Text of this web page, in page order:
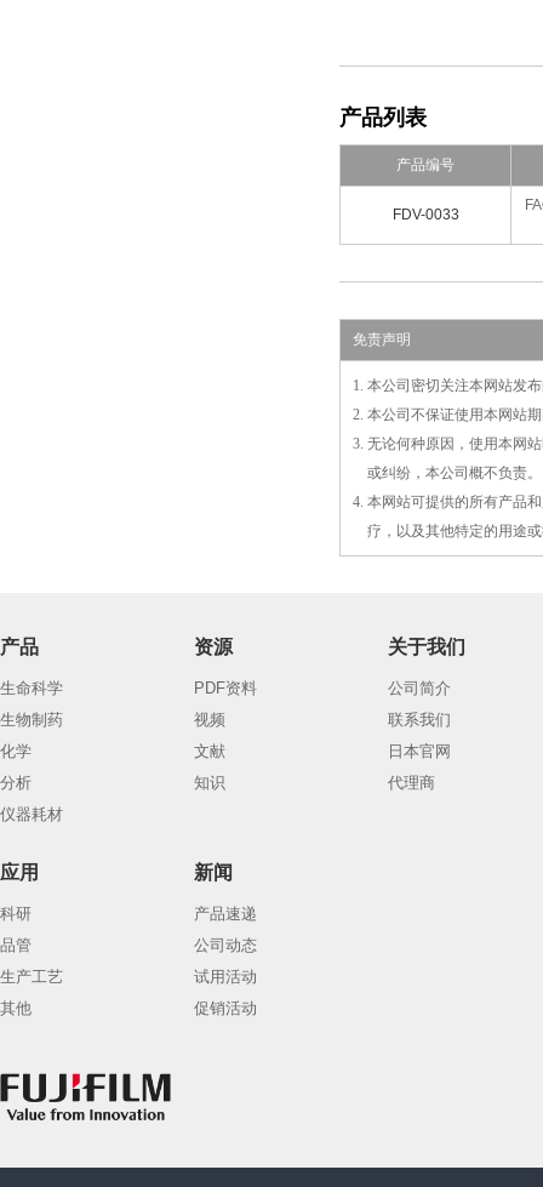
产品列表
产品编号
FDV-0033
免责声明
1. 本公司密切关注本网站发
2. 本公司不保证使用本网站
3. 无论何种原因，使用本网
或纠纷，本公司概不负责。
4. 本网站可提供的所有产品
疗，以及其他特定的用途
产品
生命科学
生物制药
化学
分析
仪器耗材
资源
PDF资料
视频
文献
知识
关于我们
公司简介
联系我们
日本官网
代理商
应用
科研
品管
生产工艺
其他
新闻
产品速递
公司动态
试用活动
促销活动